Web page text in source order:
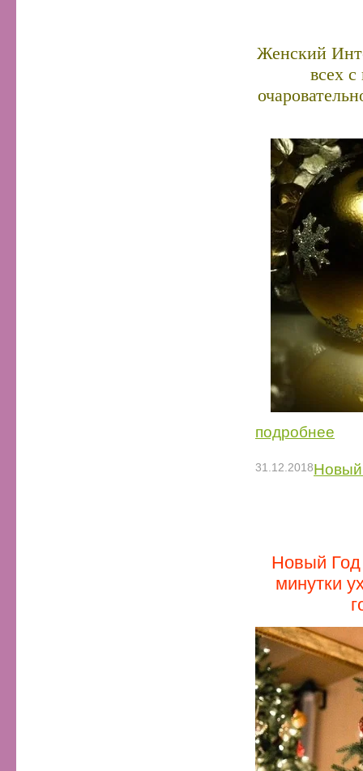
Женский
всех
подробнее
31.12.2018Новый
Новый Год
минутки